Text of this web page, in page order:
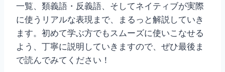
一覧、類義語・反義語、そしてネイティブが実際
に使うリアルな表現まで、まるっと解説していき
ます。初めて学ぶ方でもスムーズに使いこなせる
よう、丁寧に説明していきますので、ぜひ最後ま
で読んでみてください！